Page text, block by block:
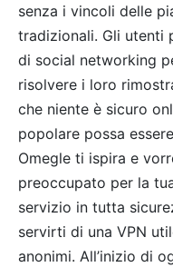
senza i vincoli delle
tradizionali. Gli utenti
di social networking
risolvere i loro
che niente è sicuro
popolare possa
Omegle ti ispira e
preoccupato per la
servizio in tutta
servirti di una VPN
anonimi. All’inizio di